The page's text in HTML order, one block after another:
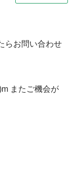
らお問い合わせ
またご機会が